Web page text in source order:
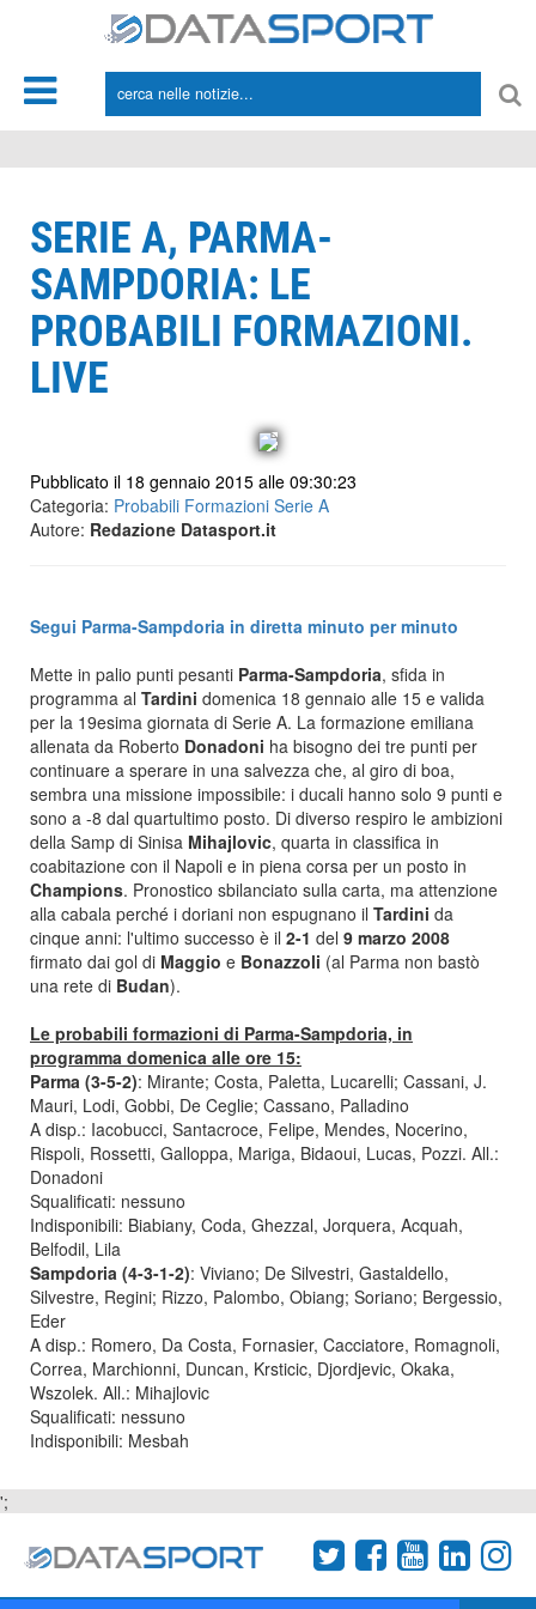
SERIE A, PARMA-
SAMPDORIA: LE
PROBABILI FORMAZIONI.
LIVE
Pubblicato il 18 gennaio 2015 alle 09:30:23
Categoria: Probabili Formazioni Serie A
Autore: Redazione Datasport.it
Segui Parma-Sampdoria in diretta minuto per minuto
Mette in palio punti pesanti Parma-Sampdoria, sfida in
programma al Tardini domenica 18 gennaio alle 15 e valida
per la 19esima giornata di Serie A. La formazione emiliana
allenata da Roberto Donadoni ha bisogno dei tre punti per
continuare a sperare in una salvezza che, al giro di boa,
sembra una missione impossibile: i ducali hanno solo 9 punti e
sono a -8 dal quartultimo posto. Di diverso respiro le ambizioni
della Samp di Sinisa Mihajlovic, quarta in classifica in
coabitazione con il Napoli e in piena corsa per un posto in
Champions. Pronostico sbilanciato sulla carta, ma attenzione
alla cabala perché i doriani non espugnano il Tardini da
cinque anni: l'ultimo successo è il 2-1 del 9 marzo 2008
firmato dai gol di Maggio e Bonazzoli (al Parma non bastò
una rete di Budan).
Le probabili formazioni di Parma-Sampdoria, in
programma domenica alle ore 15:
Parma (3-5-2): Mirante; Costa, Paletta, Lucarelli; Cassani, J.
Mauri, Lodi, Gobbi, De Ceglie; Cassano, Palladino
A disp.: Iacobucci, Santacroce, Felipe, Mendes, Nocerino,
Rispoli, Rossetti, Galloppa, Mariga, Bidaoui, Lucas, Pozzi. All.:
Donadoni
Squalificati: nessuno
Indisponibili: Biabiany, Coda, Ghezzal, Jorquera, Acquah,
Belfodil, Lila
Sampdoria (4-3-1-2): Viviano; De Silvestri, Gastaldello,
Silvestre, Regini; Rizzo, Palombo, Obiang; Soriano; Bergessio,
Eder
A disp.: Romero, Da Costa, Fornasier, Cacciatore, Romagnoli,
Correa, Marchionni, Duncan, Krsticic, Djordjevic, Okaka,
Wszolek. All.: Mihajlovic
Squalificati: nessuno
Indisponibili: Mesbah
';